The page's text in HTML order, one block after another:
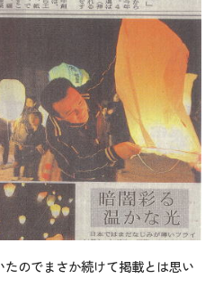
のでまさか続けて掲載とは思い